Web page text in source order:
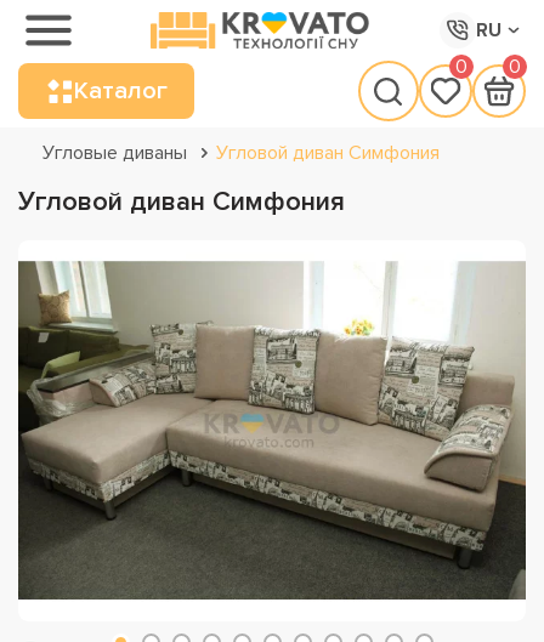
RU
Каталог
0 0
Угловые диваны Угловой диван Симфония
Угловой диван Симфония